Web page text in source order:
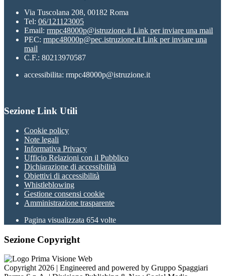
Via Tuscolana 208, 00182 Roma
Tel: 06/121123005
Email: rmpc48000p@istruzione.it Link per inviare una mail
PEC: rmpc48000p@pec.istruzione.it Link per inviare una
mail
C.F.: 80213970587
accessibilita: rmpc48000p@istruzione.it
Sezione Link Utili
Cookie policy
Note legali
Informativa Privacy
Ufficio Relazioni con il Pubblico
Dichiarazione di accessibilità
Obiettivi di accessibilità
Whistleblowing
Gestione consensi cookie
Amministrazione trasparente
Pagina visualizzata 654 volte
Sezione Copyright
Copyright 2026 | Engineered and powered by Gruppo Spaggiari